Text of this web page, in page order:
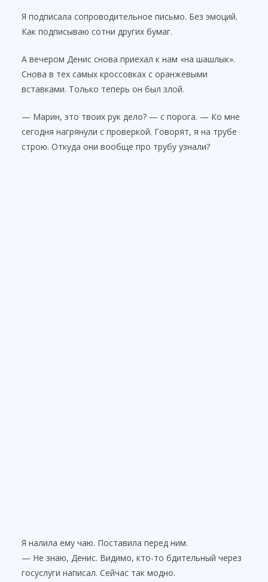
Я подписала сопроводительное письмо. Без эмоций.
Как подписываю сотни других бумаг.
А вечером Денис снова приехал к нам «на шашлык».
Снова в тех самых кроссовках с оранжевыми
вставками. Только теперь он был злой.
— Марин, это твоих рук дело? — с порога. — Ко мне
сегодня нагрянули с проверкой. Говорят, я на трубе
строю. Откуда они вообще про трубу узнали?
Я налила ему чаю. Поставила перед ним.
— Не знаю, Денис. Видимо, кто-то бдительный через
госуслуги написал. Сейчас так модно.